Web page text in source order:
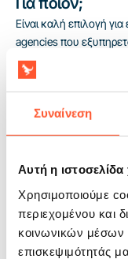
Συναίνεση
Αυτή η
Χρησιμοποιούμε
περιεχομένου και
κοινωνικών μέσων
επισκεψιμότητάς
Είναι καλή επιλογή για
agencies που
δημοτικά events για
δραστηριότητα
βασίζεται σε
υψηλότερη αξία ανά
EN14960 διευκολύνει
εγγύηση περιορίζει το